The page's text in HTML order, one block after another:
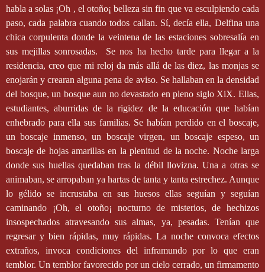
habla a solas ¡Oh , el otoño¡ belleza sin fin que va esculpiendo cada
paso, cada palabra cuando todos callan. Sí, decía ella, Delfina una
chica corpulenta donde la veintena de las estaciones sobresalía en
sus mejillas sonrosadas.
Se nos ha hecho tarde para llegar a la
residencia, creo que mi reloj da más allá de las diez, las monjas se
enojarán y crearan alguna pena de aviso. Se hallaban en la densidad
del bosque, un bosque aun no devastado en pleno siglo XiX. Ellas,
estudiantes, aburridas de la rigidez de la educación que habían
enhebrado para ella sus familias. Se habían perdido en el boscaje,
un boscaje inmenso, un boscaje virgen, un boscaje espeso, un
boscaje de hojas amarillas en la plenitud de la noche. Noche larga
donde sus huellas quedaban tras la débil llovizna. Una a otras se
animaban, se arropaban ya hartas de tanta y tanta estrechez. Aunque
lo gélido se incrustaba en sus huesos ellas seguían y seguían
caminando ¡Oh, el otoño¡ nocturno de misterios, de hechizos
insospechados atravesando sus almas, ya, pesadas. Tenían que
regresar y bien rápidas, muy rápidas. La noche convoca efectos
extraños, invoca condiciones del inframundo por lo que eran
temblor. Un temblor favorecido por un cielo cerrado, un firmamento